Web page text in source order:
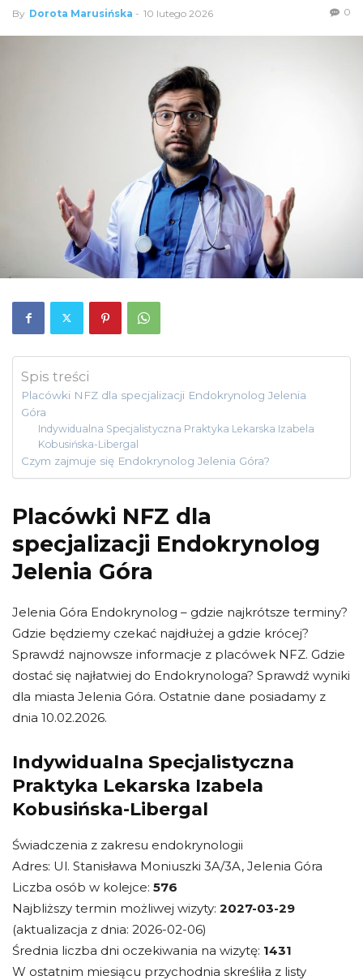
By Dorota Marusińska - 10 lutego 2026 0
Spis treści
Placówki NFZ dla specjalizacji Endokrynolog Jelenia
Góra
Indywidualna Specjalistyczna Praktyka Lekarska Izabela
Kobusińska-Libergal
Czym zajmuje się Endokrynolog Jelenia Góra?
Placówki NFZ dla
specjalizacji Endokrynolog
Jelenia Góra
Jelenia Góra Endokrynolog – gdzie najkrótsze terminy?
Gdzie będziemy czekać najdłużej a gdzie krócej?
Sprawdź najnowsze informacje z placówek NFZ. Gdzie
dostać się najłatwiej do Endokrynologa? Sprawdź wyniki
dla miasta Jelenia Góra. Ostatnie dane posiadamy z
dnia 10.02.2026.
Indywidualna Specjalistyczna
Praktyka Lekarska Izabela
Kobusińska-Libergal
Świadczenia z zakresu endokrynologii
Adres: Ul. Stanisława Moniuszki 3A/3A, Jelenia Góra
Liczba osób w kolejce: 576
Najbliższy termin możliwej wizyty: 2027-03-29
(aktualizacja z dnia: 2026-02-06)
Średnia liczba dni oczekiwania na wizytę: 1431
W ostatnim miesiącu przychodnia skreśliła z listy